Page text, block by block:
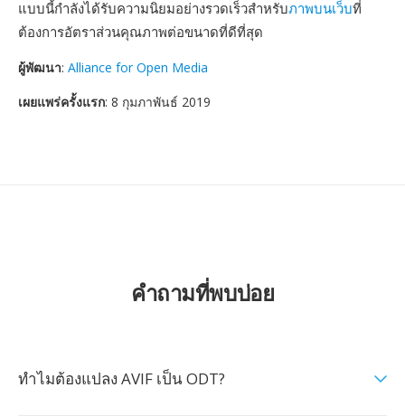
แบบนี้กำลังได้รับความนิยมอย่างรวดเร็วสำหรับภาพบนเว็บที่
ต้องการอัตราส่วนคุณภาพต่อขนาดที่ดีที่สุด
ผู้พัฒนา: Alliance for Open Media
เผยแพร่ครั้งแรก: 8 กุมภาพันธ์ 2019
คำถามที่พบบ่อย
ทำไมต้องแปลง AVIF เป็น ODT?